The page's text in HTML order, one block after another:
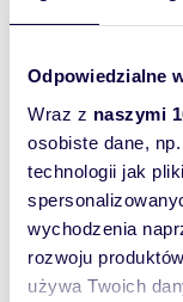
Odpowiedzialne
Wraz z naszymi
osobiste dane,
technologii jak
wychodzenia
rozwoju
używa Twoich
The Stara
numerous
minutes'
practically a
This
security,
Please
home is best